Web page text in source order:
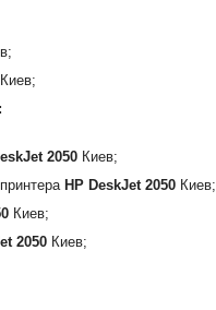
Киев;
2050 Киев;
HP DeskJet 2050 Киев;
Киев;
2050 Киев;